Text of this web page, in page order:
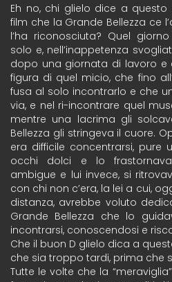
Eh no, chi glielo dice a
film che la Grande Bellezza ce
l’ha riconosciuta? Quel
solo e, nell’inappetenza
dopo una giornata di lavoro e
figura di quel micio, che fino
fusa al solo incontrarlo e che
via, e nel ri-incontrare quel
mentre una lacrima gli
Bellezza gli stringeva il cuore.
era difficile concentrarsi, pure
occhi dolci e lo
ambigue e lui invece, si
con chi non c’era, la lei a cui,
distanza, avrebbe voluto
Grande Bellezza che lo
incontrarsi, conoscendosi e
Che il buon D glielo dica a
che sia troppo tardi, prima che
Tutte le volte che la